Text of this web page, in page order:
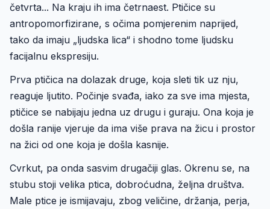
četvrta... Na kraju ih ima četrnaest. Ptičice su
antropomorfizirane, s očima pomjerenim naprijed,
tako da imaju „ljudska lica“ i shodno tome ljudsku
facijalnu ekspresiju.
Prva ptičica na dolazak druge, koja sleti tik uz nju,
reaguje ljutito. Počinje svađa, iako za sve ima mjesta,
ptičice se nabijaju jedna uz drugu i guraju. Ona koja je
došla ranije vjeruje da ima više prava na žicu i prostor
na žici od one koja je došla kasnije.
Cvrkut, pa onda sasvim drugačiji glas. Okrenu se, na
stubu stoji velika ptica, dobroćudna, željna društva.
Male ptice je ismijavaju, zbog veličine, držanja, perja,